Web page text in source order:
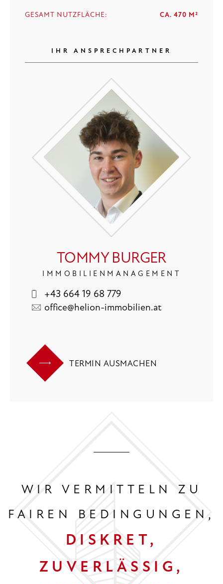
GESAMT NUTZFLÄCHE: CA. 470 M²
IHR ANSPRECHPARTNER
TOMMY BURGER
IMMOBILIENMANAGEMENT
+43 664 19 68 779
office@helion-immobilien.at
TERMIN AUSMACHEN
WIR VERMITTELN ZU
FAIREN BEDINGUNGEN,
DISKRET,
ZUVERLÄSSIG,